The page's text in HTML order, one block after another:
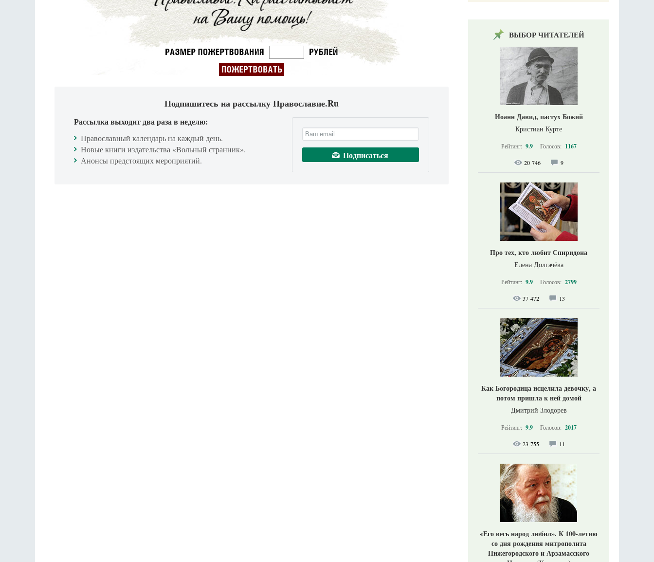
Подпишитесь на рассылку Православие.Ru
Рассылка выходит два раза в неделю:
Православный календарь на каждый день.
Новые книги издательства «Вольный странник».
Анонсы предстоящих мероприятий.
ВЫБОР ЧИТАТЕЛЕЙ
Иоанн Давид, пастух Божий
Кристиан Курте
Рейтинг: 9.9 Голосов: 1167
20 746 9
Про тех, кто любит Спиридона
Елена Долгачёва
Рейтинг: 9.9 Голосов: 2799
37 472 13
Как Богородица исцелила девочку, а
потом пришла к ней домой
Дмитрий Злодорев
Рейтинг: 9.9 Голосов: 2017
23 755 11
«Его весь народ любил». К 100-летию
со дня рождения митрополита
Нижегородского и Арзамасского